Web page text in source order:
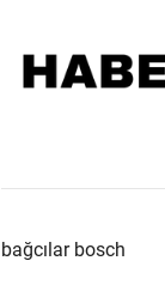
bağcılar bosch